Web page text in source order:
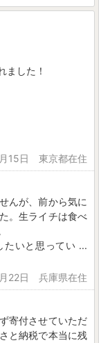
局コールセンタ
～～～～～～～～
トップ申請書発
手続き期限は20
いた寄附につい
のご入金分は、20
ざいます。時間
ました！
15日 東京都在住
んが、前から気に
。生ライチは食べ
たいと思ってい ...
22日 兵庫県在住
寄付させていただ
と納税で本当に残